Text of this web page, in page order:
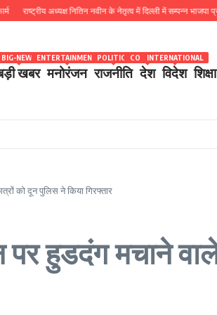
अध्यक्ष नितिन नवीन के नेतृत्व में दिल्ली में सम्पन्न भाजपा प्रदेश
खबर
BIG-NEWS
मनोरंजन
ENTERTAINMENT
राजनीति
POLITICS
देश
COUNTRY
विदेश
INTERNATIONAL
शिक्षा
को दून पुलिस ने किया गिरफ्तार
हुडदंग मचाने